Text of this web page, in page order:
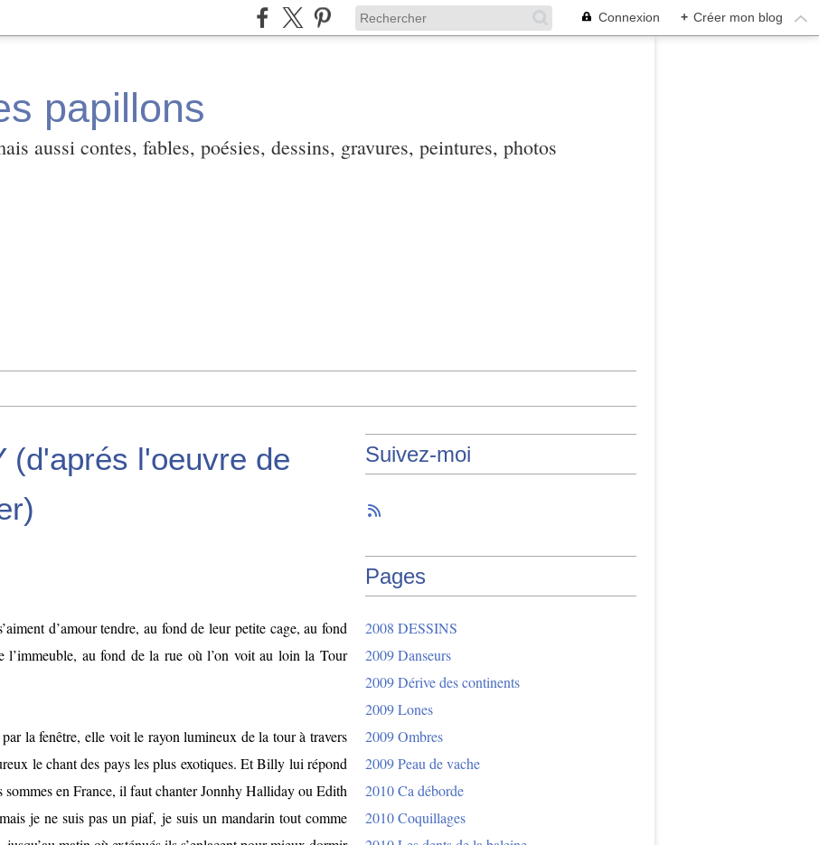
Connexion + Créer mon blog
papillons
aussi contes, fables, poésies, dessins, gravures, peintures, photos
(d'aprés l'oeuvre de
d’amour tendre, au fond de leur petite cage, au fond
l’immeuble, au fond de la rue où l’on voit au loin la Tour
la fenêtre, elle voit le rayon lumineux de la tour à travers
le chant des pays les plus exotiques. Et Billy lui répond
sommes en France, il faut chanter Jonnhy Halliday ou Edith
je ne suis pas un piaf, je suis un mandarin tout comme
Suivez-moi
Pages
2008 DESSINS
2009 Danseurs
2009 Dérive des continents
2009 Lones
2009 Ombres
2009 Peau de vache
2010 Ca déborde
2010 Coquillages